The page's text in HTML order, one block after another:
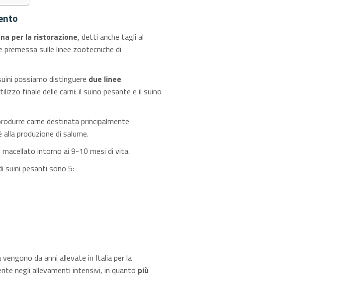
per la ristorazione, detti anche tagli al
sulle linee zootecniche di
possiamo distinguere due linee
finale delle carni: il suino pesante e il suino
carne destinata principalmente
produzione di salume.
intorno ai 9-10 mesi di vita.
suini pesanti sono 5:
da anni allevate in Italia per la
negli allevamenti intensivi, in quanto più